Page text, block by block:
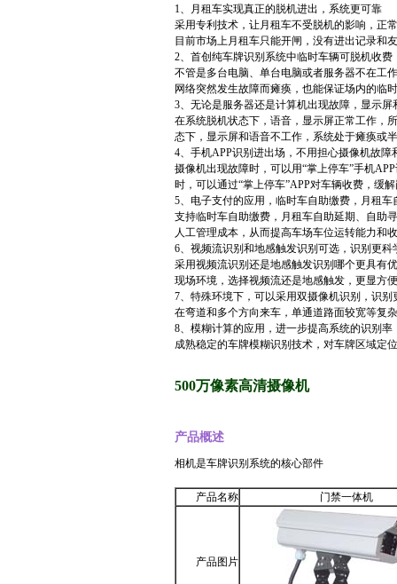
1、月租车实现真正的脱机进出，系统更可靠
采用专利技术，让月租车不受脱机的影响，正
目前市场上月租车只能开闸，没有进出记录和
2、首创纯车牌识别系统中临时车辆可脱机收费
不管是多台电脑、单台电脑或者服务器不在工
网络突然发生故障而瘫痪，也能保证场内的临
3、无论是服务器还是计算机出现故障，显示
在系统脱机状态下，语音，显示屏正常工作，
态下，显示屏和语音不工作，系统处于瘫痪或
4、手机APP识别进出场，不用担心摄像机故
摄像机出现故障时，可以用“掌上停车”手机
时，可以通过“掌上停车”APP对车辆收费，缓
5、电子支付的应用，临时车自助缴费，月租
支持临时车自助缴费，月租车自助延期、自助
人工管理成本，从而提高车场车位运转能力和
6、视频流识别和地感触发识别可选，识别更科
采用视频流识别还是地感触发识别哪个更具有
现场环境，选择视频流还是地感触发，更显方
7、特殊环境下，可以采用双摄像机识别，识别
在弯道和多个方向来车，单通道路面较宽等复
8、模糊计算的应用，进一步提高系统的识别
成熟稳定的车牌模糊识别技术，对车牌区域定
500万像素高清摄像机
产品概述
相机是车牌识别系统的核心部件
产品名称 门禁一体机
产品图片